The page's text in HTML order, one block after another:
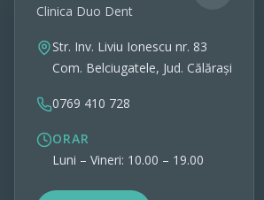
Clinica Duo Dent
Str. Inv. Liviu Ionescu nr. 83
Com. Belciugatele, Jud. Călărași
0769 410 728
ORAR
Luni – Vineri: 10.00 – 19.00